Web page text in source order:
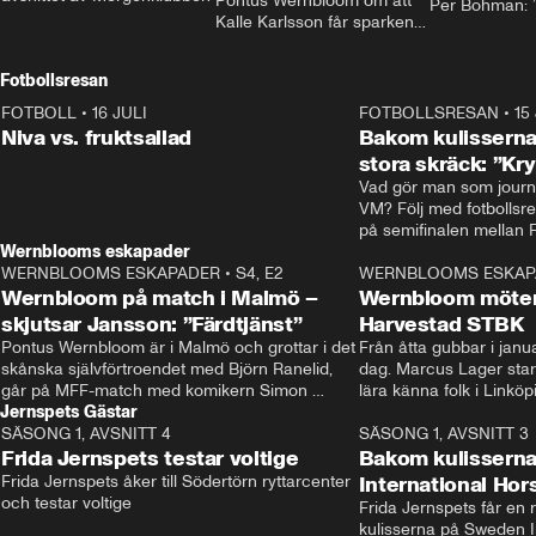
Kalle Karlsson får sparken
Per Bohman:
Fotbollsresan
FOTBOLL • 16 JULI
Niva vs. fruktsallad
FOTBOLLSRESAN • 15
Bakom
stora skräck:
Vad gör man som
VM? Följ med
Wernblooms eskapader
WERNBLOOMS ESKAPADER • S4, E2
Wernbloom på match i Malmö –
skjutsar Jansson: ”Färdtjänst”
Pontus Wernbloom är i Malmö och grottar i det
skånska självförtroendet med Björn Ranelid,
går på MFF-match med komikern Simon
”Chippen” Svensson och hjälper skadade
WERNBLOOMS
Wernbloom
Harvestad STBK
Från åtta gubbar i
dag. Marcus Lager
lära känna folk i
rakt in i värmen.
Jernspets Gästar
SÄSONG 1, AVSNITT 4
Frida Jernspets testar voltige
Frida Jernspets åker till Södertörn ryttarcenter
och testar voltige
SÄSONG 1, AVSNITT 3
Bakom
International
Frida Jernspets får en
kulisserna på Sweden